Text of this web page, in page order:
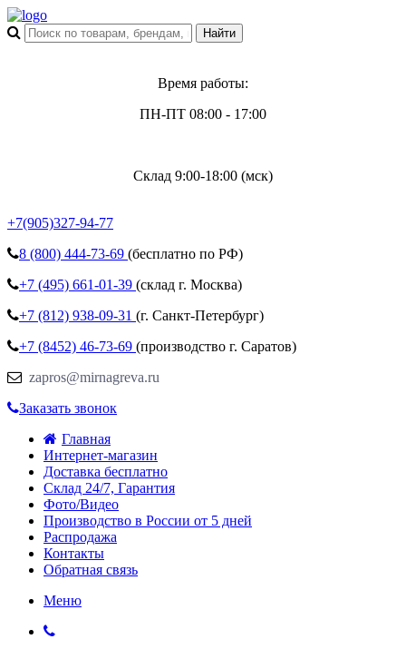
Время работы:
ПН-ПТ 08:00 - 17:00
Склад 9:00-18:00 (мск)
+7(905)327-94-77
8 (800) 444-73-69 (бесплатно по РФ)
+7 (495) 661-01-39 (склад г. Москва)
+7 (812) 938-09-31 (г. Санкт-Петербург)
+7 (8452) 46-73-69 (производство г. Саратов)
zapros@mirnagreva.ru
Заказать звонок
Главная
Интернет-магазин
Доставка бесплатно
Склад 24/7, Гарантия
Фото/Видео
Производство в России от 5 дней
Распродажа
Контакты
Обратная связь
Меню